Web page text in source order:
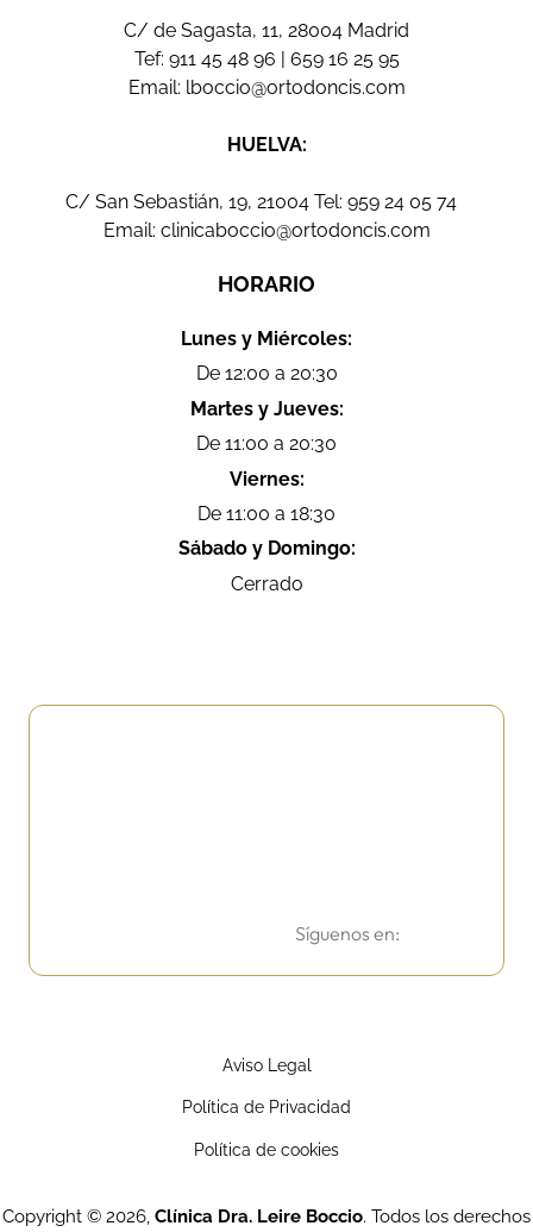
C/ de Sagasta, 11, 28004 Madrid
Tef: 911 45 48 96 | 659 16 25 95
Email: lboccio@ortodoncis.com
HUELVA:
C/ San Sebastián, 19, 21004 Tel: 959 24 05 74
Email: clinicaboccio@ortodoncis.com
HORARIO
Lunes y Miércoles:
De 12:00 a 20:30
Martes y Jueves:
De 11:00 a 20:30
Viernes:
De 11:00 a 18:30
Sábado y Domingo:
Cerrado
Síguenos en:
Aviso Legal
Política de Privacidad
Política de cookies
Copyright © 2026, Clínica Dra. Leire Boccio. Todos los derechos